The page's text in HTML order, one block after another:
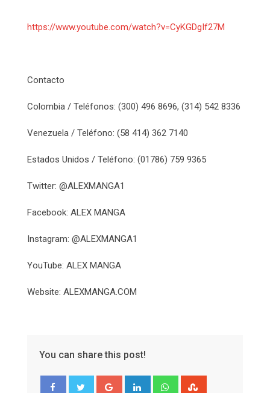
https://www.youtube.com/watch?v=CyKGDgIf27M
Contacto
Colombia / Teléfonos: (300) 496 8696, (314) 542 8336
Venezuela / Teléfono: (58 414) 362 7140
Estados Unidos / Teléfono: (01786) 759 9365
Twitter: @ALEXMANGA1
Facebook: ALEX MANGA
Instagram: @ALEXMANGA1
YouTube: ALEX MANGA
Website: ALEXMANGA.COM
You can share this post!
Google+ LinkedIn Whatsapp